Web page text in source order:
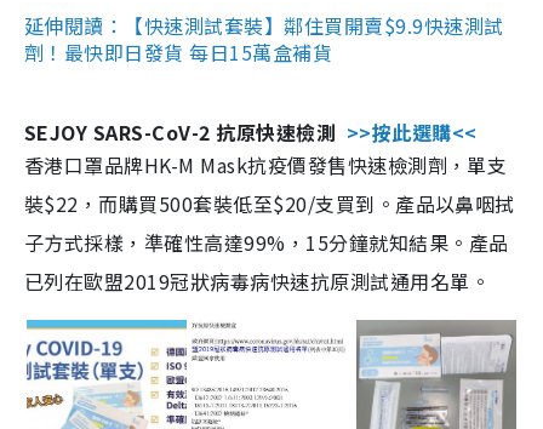
延伸閱讀：【快速測試套裝】鄰住買開賣$9.9快速測試
劑！最快即日發貨 每日15萬盒補貨
SEJOY SARS-CoV-2 抗原快速檢測 >>按此選購<<
香港口罩品牌HK-M Mask抗疫價發售快速檢測劑，單支
裝$22，而購買500套裝低至$20/支買到。產品以鼻咽拭
子方式採樣，準確性高達99%，15分鐘就知結果。產品
已列在歐盟2019冠狀病毒病快速抗原測試通用名單。